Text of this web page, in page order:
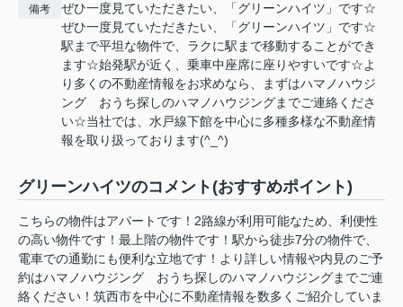
備考
ぜひ一度見ていただきたい、「グリーンハイツ」です☆
ぜひ一度見ていただきたい、「グリーンハイツ」です☆
駅まで平坦な物件で、ラクに駅まで移動することができ
ます☆始発駅が近く、乗車中座席に座りやすいです☆よ
り多くの不動産情報をお求めなら、まずはハマノハウジ
ング おうち探しのハマノハウジングまでご連絡くださ
い☆当社では、水戸線下館を中心に多種多様な不動産情
報を取り扱っております(^_^)
グリーンハイツのコメント(おすすめポイント)
こちらの物件はアパートです！2路線が利用可能なため、利便性
の高い物件です！最上階の物件です！駅から徒歩7分の物件で、
電車での通勤にも便利な立地です！より詳しい情報や内見のご予
約はハマノハウジング おうち探しのハマノハウジングまでご連
絡ください！筑西市を中心に不動産情報を数多くご紹介していま